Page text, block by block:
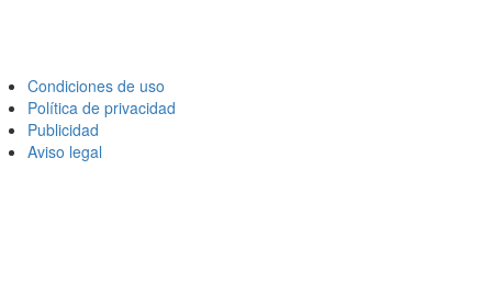
Condiciones de uso
Política de privacidad
Publicidad
Aviso legal